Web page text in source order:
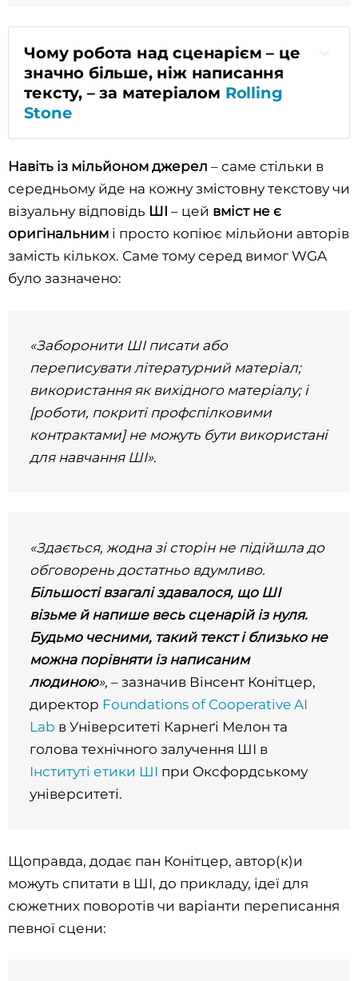
Чому робота над сценарієм – це
значно більше, ніж написання
тексту, – за матеріалом Rolling
Stone
Навіть із мільйоном джерел – саме стільки в
середньому йде на кожну змістовну текстову чи
візуальну відповідь ШІ – цей вміст не є
оригінальним і просто копіює мільйони авторів
замість кількох. Саме тому серед вимог WGA
було зазначено:
«Заборонити ШІ писати або
переписувати літературний матеріал;
використання як вихідного матеріалу; і
[роботи, покриті профспілковими
контрактами] не можуть бути використані
для навчання ШІ».
«Здається, жодна зі сторін не підійшла до
обговорень достатньо вдумливо.
Більшості взагалі здавалося, що ШІ
візьме й напише весь сценарій із нуля.
Будьмо чесними, такий текст і близько не
можна порівняти із написаним
людиною», – зазначив Вінсент Конітцер,
директор Foundations of Cooperative AI
Lab в Університеті Карнеґі Мелон та
голова технічного залучення ШІ в
Інституті етики ШІ при Оксфордському
університеті.
Щоправда, додає пан Конітцер, автор(к)и
можуть спитати в ШІ, до прикладу, ідеї для
сюжетних поворотів чи варіанти переписання
певної сцени: